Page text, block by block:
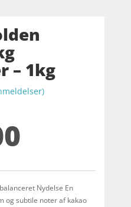
– 1kg
Nydelse En
og subtile noter af kakao